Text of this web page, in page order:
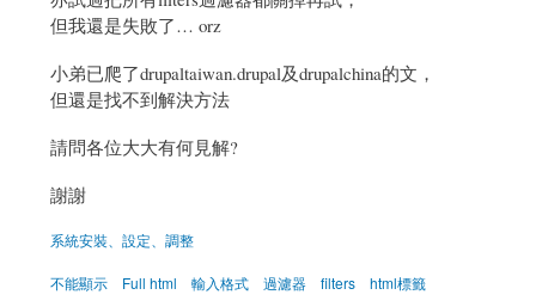
但我還是失敗了… orz
小弟已爬了drupaltaiwan.drupal及drupalchina的文，
但還是找不到解決方法
請問各位大大有何見解?
謝謝
系統安裝、設定、調整
不能顯示 Full html 輸入格式 過濾器 filters html標籤